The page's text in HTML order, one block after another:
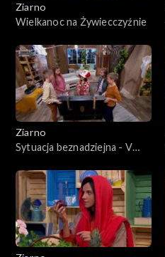
Ziarno
Wielkanoc na Żywiecczyźnie
Ziarno
Sytuacja beznadziejna - V